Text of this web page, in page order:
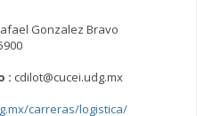
Gonzalez Bravo
: cdilot@cucei.udg.mx
carreras/logistica/